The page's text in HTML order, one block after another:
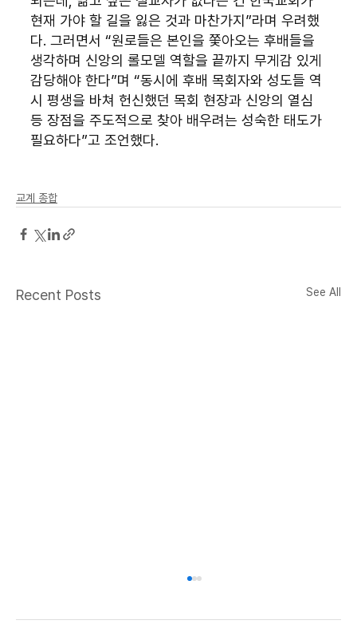
현재 가야 할 길을 잃은 것과 마찬가지”라며 우려했
다. 그러면서 “원로들은 본인을 쫓아오는 후배들을
생각하며 신앙의 롤모델 역할을 끝까지 무게감 있게
감당해야 한다”며 “동시에 후배 목회자와 성도들 역
시 평생을 바쳐 헌신했던 목회 현장과 신앙의 열심
등 장점을 주도적으로 찾아 배우려는 성숙한 태도가
필요하다”고 조언했다.
교계 종합
Recent Posts See All